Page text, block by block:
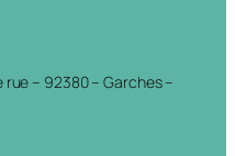
rue – 92380 – Garches –